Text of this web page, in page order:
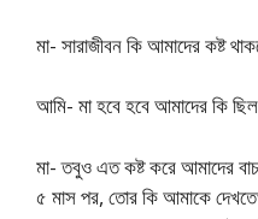
মা- সারাজীবন কি আমাদের কষ্ট
আমি- মা হবে হবে আমাদের কি
মা- তবুও এত কষ্ট করে আমাদের
৫ মাস পর, তোর কি আমাকে